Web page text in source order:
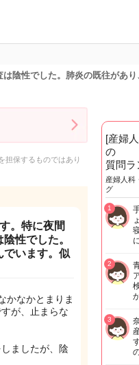
陰性でした。肺炎の既往があ
担保するものではあり
。特に夜間
性でした。
でいます。似
かなかとまりま
が、止まらな
ましたが、陰
[産婦
の
質問ラ
産婦人科
グ
1
2
3